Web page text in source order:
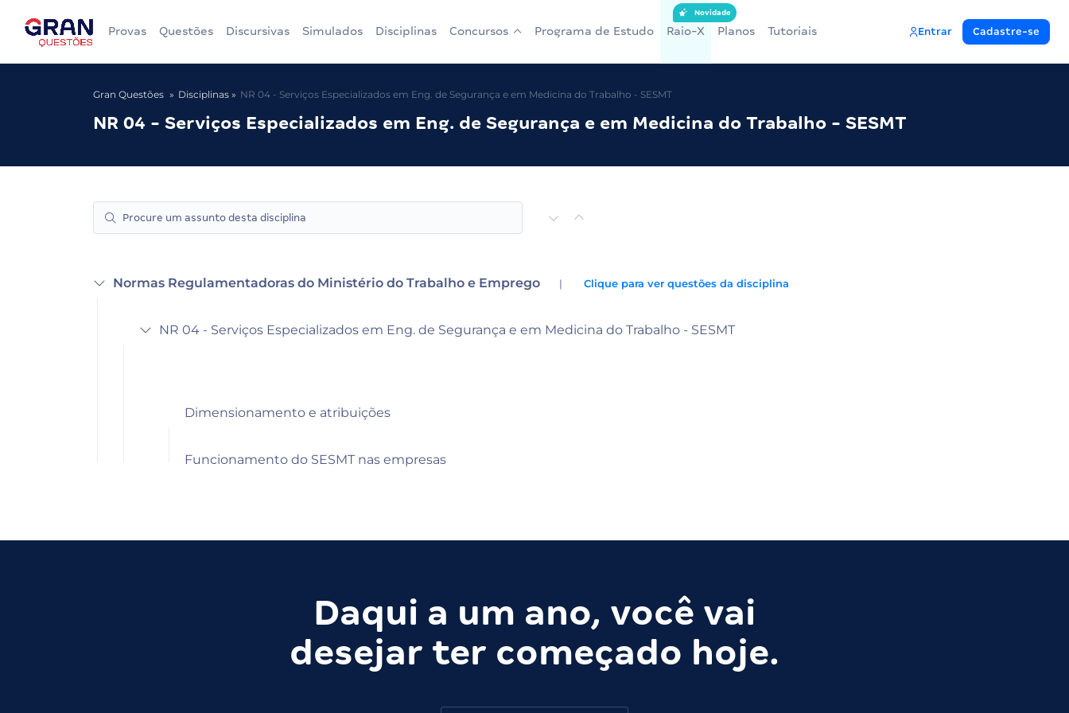
Provas Questões Discursivas Simulados Disciplinas Concursos Programa de Estudo Raio-X
Novidade
Planos Tutoriais Entrar Cadastre-se
Gran Questões Disciplinas NR 04 - Serviços Especializados em Eng. de Segurança e em Medicina do Trabalho - SESMT
NR 04 - Serviços Especializados em Eng. de Segurança e em Medicina do Trabalho - SESMT
Normas Regulamentadoras do Ministério do Trabalho e Emprego | Clique para ver questões da disciplina
NR 04 - Serviços Especializados em Eng. de Segurança e em Medicina do Trabalho - SESMT
Dimensionamento e atribuições
Funcionamento do SESMT nas empresas
Daqui a um ano, você vai
desejar ter começado hoje.